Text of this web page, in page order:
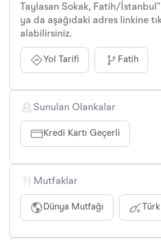
Taylasan Sokak, Fatih/
ya da aşağıdaki adres linkine
alabilirsiniz.
Yol Tarifi Fatih
Sunulan Olankalar
Kredi Kartı Geçerli
Mutfaklar
Dünya Mutfağı Türk